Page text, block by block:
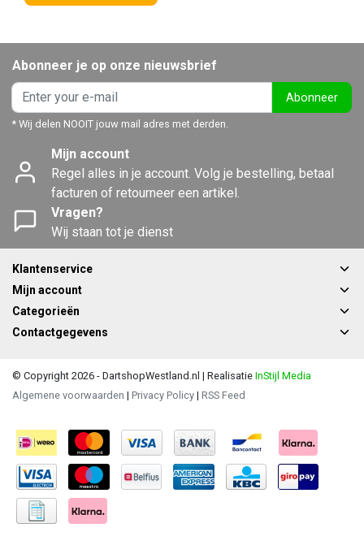
Abonneer je op onze nieuwsbrief
Abonneer
* Wij delen NOOIT jouw mail adres met derden.
Mijn account
Regel alles in je account. Volg je bestelling, betaal
facturen of retourneer een artikel.
Vragen?
Wij staan tot je dienst
Klantenservice
Mijn account
Categorieën
Contactgegevens
© Copyright 2026 - DartshopWestland.nl | Realisatie InStijl Media
Algemene voorwaarden | Privacy Policy | RSS Feed